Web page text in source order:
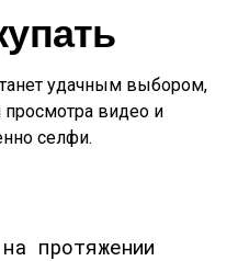
удачным выбором,
видео и
селфи.
протяжении